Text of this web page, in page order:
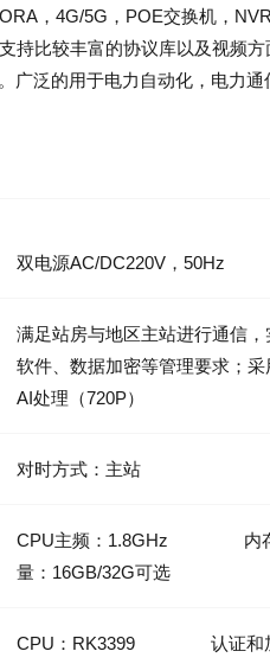
，4G/5G，POE交换机，
持比较丰富的协议库以及视频
广泛的用于电力自动化，电力通
双电源AC/DC220V，50Hz
满足站房与地区主站进行通信
软件、数据加密等管理要求；
AI处理（720P）
对时方式：主站
CPU主频：1.8GHz 内
量：16GB/32G可选
CPU：RK3399 认证和加